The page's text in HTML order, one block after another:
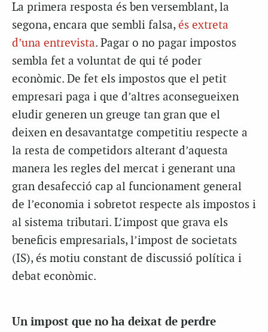
La primera resposta és ben versemblant, la
segona, encara que sembli falsa, és extreta
d’una entrevista. Pagar o no pagar impostos
sembla fet a voluntat de qui té poder
econòmic. De fet els impostos que el petit
empresari paga i que d’altres aconsegueixen
eludir generen un greuge tan gran que el
deixen en desavantatge competitiu respecte a
la resta de competidors alterant d’aquesta
manera les regles del mercat i generant una
gran desafecció cap al funcionament general
de l’economia i sobretot respecte als impostos i
al sistema tributari. L’impost que grava els
beneficis empresarials, l’impost de societats
(IS), és motiu constant de discussió política i
debat econòmic.
Un impost que no ha deixat de perdre